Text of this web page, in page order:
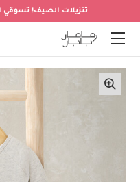
تنزيلات الصيف! تسوقي